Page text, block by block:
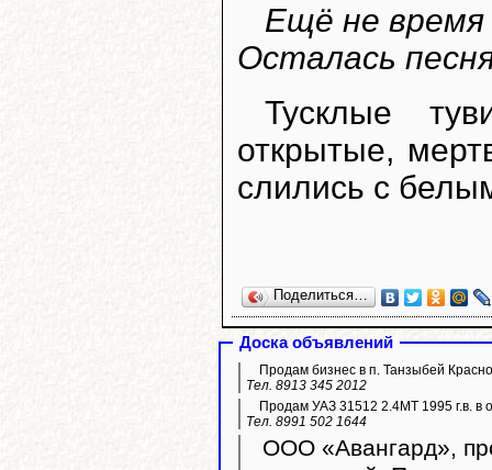
Ещё не время
Осталась
Тусклые
открытые,
слились с
Поделиться…
Доска объявлений
Продам бизнес в п. Танзыбей
Тел. 8913 345 2012
Продам УАЗ 31512 2.4МТ 1995 г.в. в
Тел. 8991 502 1644
ООО «Авангард»,